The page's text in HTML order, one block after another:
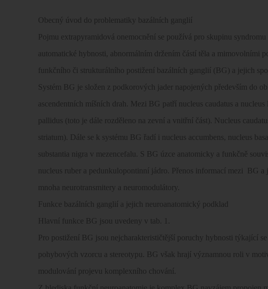
Obecný úvod do problematiky bazálních ganglií
Pojmu extrapyramidová onemocnění se používá pro skupinu
automatické hybnosti, abnormálním držením částí těla a mimovolními
funkčního či strukturálního postižení bazálních ganglií (BG) a jejich
Systém BG je složen z podkorových jader napojených především do
ascendentních míšních drah. Mezi BG patří nucleus caudatus a
pallidus (toto je dále rozděleno na zevní a vnitřní část). Nucleus
striatum). Dále se k systému BG řadí i nucleus accumbens, nucleus
substantia nigra v mezencefalu. S BG úzce anatomicky a funkčně
nucleus ruber a pedunkulopontinní jádro. Přenos informací mezi
BG a
mnoha neurotransmitery a neuromodulátory.
Funkce bazálních ganglií a jejich neuroanatomický podklad
Hlavní funkce BG jsou uvedeny v tab. 1.
Pro postižení BG jsou nejcharakterističtější poruchy hybnosti týkající
pohybových vzorcu a stereotypu. BG však hrají významnou roli v
modulování projevu komplexního chování.